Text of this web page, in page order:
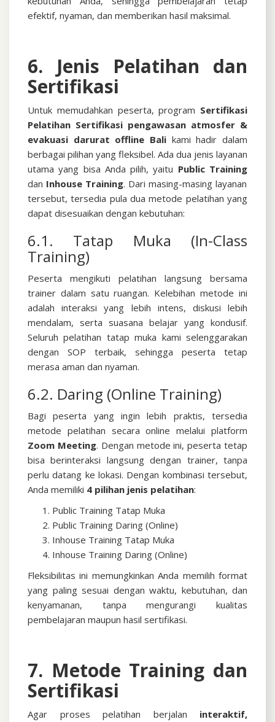
efektif, nyaman, dan memberikan hasil maksimal.
6. Jenis Pelatihan dan
Sertifikasi
Untuk memudahkan peserta, program Sertifikasi
Pelatihan Sertifikasi pengawasan atmosfer &
evakuasi darurat offline Bali kami hadir dalam
berbagai pilihan yang fleksibel. Ada dua jenis layanan
utama yang bisa Anda pilih, yaitu Public Training
dan Inhouse Training. Dari masing-masing layanan
tersebut, tersedia pula dua metode pelatihan yang
dapat disesuaikan dengan kebutuhan:
6.1. Tatap Muka (In-Class
Training)
Peserta mengikuti pelatihan langsung bersama
trainer dalam satu ruangan. Kelebihan metode ini
adalah interaksi yang lebih intens, diskusi lebih
mendalam, serta suasana belajar yang kondusif.
Seluruh pelatihan tatap muka kami selenggarakan
dengan SOP terbaik, sehingga peserta tetap
merasa aman dan nyaman.
6.2. Daring (Online Training)
Bagi peserta yang ingin lebih praktis, tersedia
metode pelatihan secara online melalui platform
Zoom Meeting. Dengan metode ini, peserta tetap
bisa berinteraksi langsung dengan trainer, tanpa
perlu datang ke lokasi. Dengan kombinasi tersebut,
Anda memiliki 4 pilihan jenis pelatihan:
Public Training Tatap Muka
Public Training Daring (Online)
Inhouse Training Tatap Muka
Inhouse Training Daring (Online)
Fleksibilitas ini memungkinkan Anda memilih format
yang paling sesuai dengan waktu, kebutuhan, dan
kenyamanan, tanpa mengurangi kualitas
pembelajaran maupun hasil sertifikasi.
7. Metode Training dan
Sertifikasi
Agar proses pelatihan berjalan interaktif,